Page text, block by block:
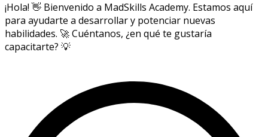
¡Hola! 👋 Bienvenido a MadSkills Academy. Estamos aquí
para ayudarte a desarrollar y potenciar nuevas
habilidades. 🚀 Cuéntanos, ¿en qué te gustaría
capacitarte? 💡